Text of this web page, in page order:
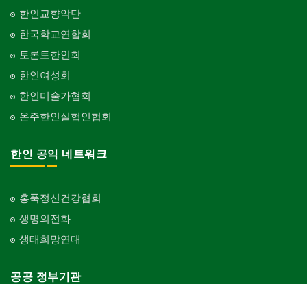
한인교향악단
한국학교연합회
토론토한인회
한인여성회
한인미술가협회
온주한인실협인협회
한인 공익 네트워크
홍푹정신건강협회
생명의전화
생태희망연대
공공 정부기관